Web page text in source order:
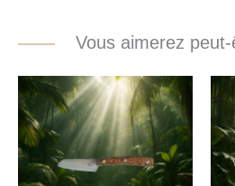
Vous aimerez